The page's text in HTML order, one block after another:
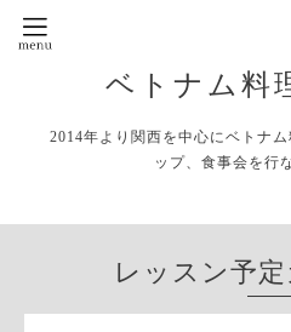
ベトナム料
2014年より関西を中心にベトナ
ップ、食事会を行
レッスン予